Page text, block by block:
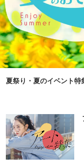
夏祭り・夏のイベント特